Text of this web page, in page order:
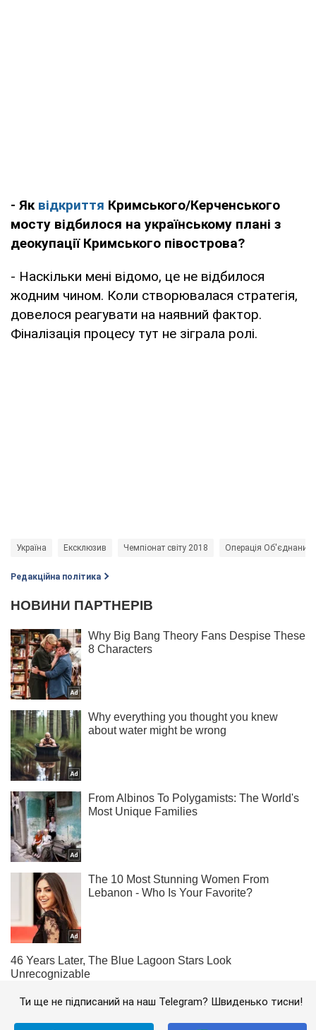
- Як відкриття Кримського/Керченського
мосту відбилося на українському плані з
деокупації Кримського півострова?
- Наскільки мені відомо, це не відбилося
жодним чином. Коли створювалася стратегія,
довелося реагувати на наявний фактор.
Фіналізація процесу тут не зіграла ролі.
Україна Ексклюзив Чемпіонат світу 2018 Операція Об'єднаних
Редакційна політика
Ти ще не підписаний на наш Telegram? Швиденько тисни!